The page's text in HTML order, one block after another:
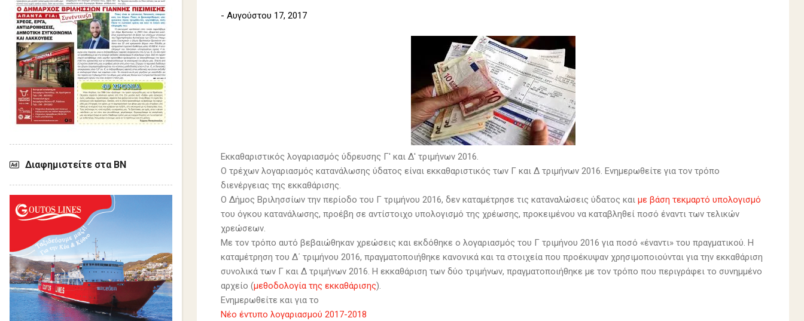
- Αυγούστου 17, 2017
Εκκαθαριστικός λογαριασμός ύδρευσης Γ' και Δ' τριμήνων 2016.
Ο τρέχων λογαριασμός κατανάλωσης ύδατος είναι εκκαθαριστικός των Γ και Δ τριμήνων 2016. Ενημερωθείτε για τον τρόπο
διενέργειας της εκκαθάρισης.
Ο Δήμος Βριλησσίων την περίοδο του Γ τριμήνου 2016, δεν καταμέτρησε τις καταναλώσεις ύδατος και με βάση τεκμαρτό υπολογισμό
του όγκου κατανάλωσης, προέβη σε αντίστοιχο υπολογισμό της χρέωσης, προκειμένου να καταβληθεί ποσό έναντι των τελικών
χρεώσεων.
Με τον τρόπο αυτό βεβαιώθηκαν χρεώσεις και εκδόθηκε ο λογαριασμός του Γ τριμήνου 2016 για ποσό «έναντι» του πραγματικού. Η
καταμέτρηση του Δ΄ τριμήνου 2016, πραγματοποιήθηκε κανονικά και τα στοιχεία που προέκυψαν χρησιμοποιούνται για την εκκαθάριση
συνολικά των Γ και Δ τριμήνων 2016. Η εκκαθάριση των δύο τριμήνων, πραγματοποιήθηκε με τον τρόπο που περιγράφει το συνημμένο
αρχείο (μεθοδολογία της εκκαθάρισης).
Ενημερωθείτε και για το
Νέο έντυπο λογαριασμού 2017-2018
Διαφημιστείτε στα ΒΝ